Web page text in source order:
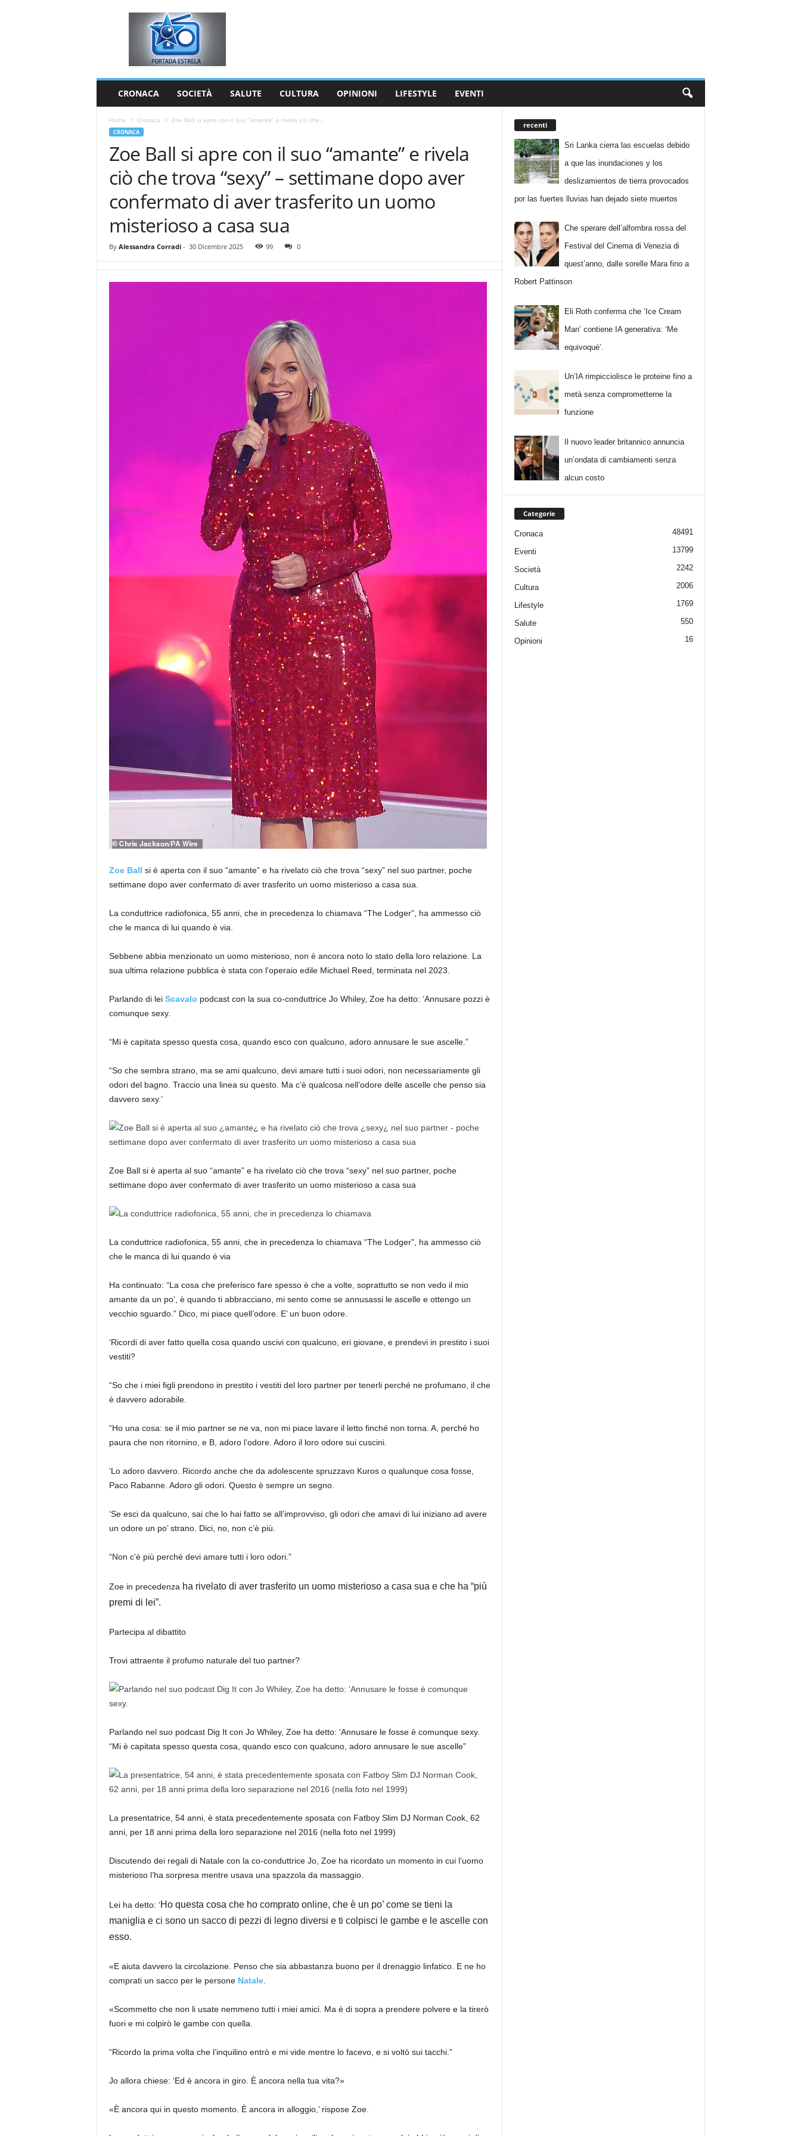
CRONACA SOCIETÀ SALUTE CULTURA OPINIONI LIFESTYLE EVENTI
Home Cronaca Zoe Ball si apre con il suo “amante” e rivela ciò che...
CRONACA
Zoe Ball si apre con il suo “amante” e rivela
ciò che trova “sexy” – settimane dopo aver
confermato di aver trasferito un uomo
misterioso a casa sua
By Alessandra Corradi- 30 Dicembre 2025 99 0
Zoe Ball si è aperta con il suo “amante” e ha rivelato ciò che trova “sexy” nel suo partner, poche
settimane dopo aver confermato di aver trasferito un uomo misterioso a casa sua.
La conduttrice radiofonica, 55 anni, che in precedenza lo chiamava “The Lodger”, ha ammesso ciò
che le manca di lui quando è via.
Sebbene abbia menzionato un uomo misterioso, non è ancora noto lo stato della loro relazione. La
sua ultima relazione pubblica è stata con l’operaio edile Michael Reed, terminata nel 2023.
Parlando di lei Scavalo podcast con la sua co-conduttrice Jo Whiley, Zoe ha detto: ‘Annusare pozzi è
comunque sexy.
“Mi è capitata spesso questa cosa, quando esco con qualcuno, adoro annusare le sue ascelle.”
“So che sembra strano, ma se ami qualcuno, devi amare tutti i suoi odori, non necessariamente gli
odori del bagno. Traccio una linea su questo. Ma c’è qualcosa nell’odore delle ascelle che penso sia
davvero sexy.’
Zoe Ball si è aperta al suo “amante” e ha rivelato ciò che trova “sexy” nel suo partner, poche
settimane dopo aver confermato di aver trasferito un uomo misterioso a casa sua
La conduttrice radiofonica, 55 anni, che in precedenza lo chiamava “The Lodger”, ha ammesso ciò
che le manca di lui quando è via
Ha continuato: “La cosa che preferisco fare spesso è che a volte, soprattutto se non vedo il mio
amante da un po’, è quando ti abbracciano, mi sento come se annusassi le ascelle e ottengo un
vecchio sguardo.” Dico, mi piace quell’odore. E’ un buon odore.
‘Ricordi di aver fatto quella cosa quando uscivi con qualcuno, eri giovane, e prendevi in ​​prestito i suoi
vestiti?
“So che i miei figli prendono in prestito i vestiti del loro partner per tenerli perché ne profumano, il che
è davvero adorabile.
“Ho una cosa: se il mio partner se ne va, non mi piace lavare il letto finché non torna. A, perché ho
paura che non ritornino, e B, adoro l’odore. Adoro il loro odore sui cuscini.
‘Lo adoro davvero. Ricordo anche che da adolescente spruzzavo Kuros o qualunque cosa fosse,
Paco Rabanne. Adoro gli odori. Questo è sempre un segno.
‘Se esci da qualcuno, sai che lo hai fatto se all’improvviso, gli odori che amavi di lui iniziano ad avere
un odore un po’ strano. Dici, no, non c’è più.
“Non c’è più perché devi amare tutti i loro odori.”
Zoe in precedenza ha rivelato di aver trasferito un uomo misterioso a casa sua e che ha “più
premi di lei”.
Partecipa al dibattito
Trovi attraente il profumo naturale del tuo partner?
Parlando nel suo podcast Dig It con Jo Whiley, Zoe ha detto: ‘Annusare le fosse è comunque sexy.
“Mi è capitata spesso questa cosa, quando esco con qualcuno, adoro annusare le sue ascelle”
La presentatrice, 54 anni, è stata precedentemente sposata con Fatboy Slim DJ Norman Cook, 62
anni, per 18 anni prima della loro separazione nel 2016 (nella foto nel 1999)
Discutendo dei regali di Natale con la co-conduttrice Jo, Zoe ha ricordato un momento in cui l’uomo
misterioso l’ha sorpresa mentre usava una spazzola da massaggio.
Lei ha detto: ‘Ho questa cosa che ho comprato online, che è un po’ come se tieni la
maniglia e ci sono un sacco di pezzi di legno diversi e ti colpisci le gambe e le ascelle con
esso.
«E aiuta davvero la circolazione. Penso che sia abbastanza buono per il drenaggio linfatico. E ne ho
comprati un sacco per le persone Natale.
«Scommetto che non li usate nemmeno tutti i miei amici. Ma è di sopra a prendere polvere e la tirerò
fuori e mi colpirò le gambe con quella.
“Ricordo la prima volta che l’inquilino entrò e mi vide mentre lo facevo, e si voltò sui tacchi.”
Jo allora chiese: ‘Ed è ancora in giro. È ancora nella tua vita?»
«È ancora qui in questo momento. È ancora in alloggio,’ rispose Zoe.
recenti
Sri Lanka cierra las escuelas debido
a que las inundaciones y los
deslizamientos de tierra provocados
por las fuertes lluvias han dejado siete muertos
Che sperare dell’alfombra rossa del
Festival del Cinema di Venezia di
quest’anno, dalle sorelle Mara fino a
Robert Pattinson
Eli Roth conferma che ‘Ice Cream
Man’ contiene IA generativa: ‘Me
equivoqué’.
Un’IA rimpicciolisce le proteine fino a
metà senza comprometterne la
funzione
Il nuovo leader britannico annuncia
un’ondata di cambiamenti senza
alcun costo
Categorie
Cronaca 48491
Eventi 13799
Società 2242
Cultura 2006
Lifestyle 1769
Salute 550
Opinioni 16